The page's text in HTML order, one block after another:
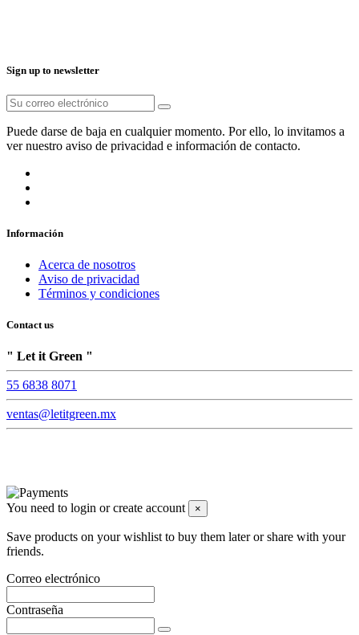
Sign up to newsletter
Puede darse de baja en cualquier momento. Por ello, lo invitamos a
ver nuestro aviso de privacidad e información de contacto.
Información
Acerca de nosotros
Aviso de privacidad
Términos y condiciones
Contact us
" Let it Green "
55 6838 8071
ventas@letitgreen.mx
You need to login or create account ×
Save products on your wishlist to buy them later or share with your
friends.
Correo electrónico
Contraseña